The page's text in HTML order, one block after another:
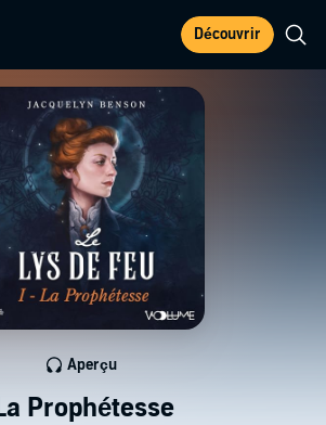
Découvrir
Prophétesse
Aperçu